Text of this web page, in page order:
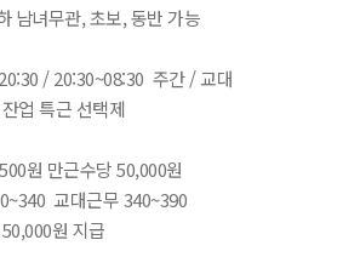
남녀무관, 초보, 동반 가능
/ 20:30~08:30 주간 / 교대
특근 선택제
원 만근수당 50,000원
교대근무 340~390
원 지급